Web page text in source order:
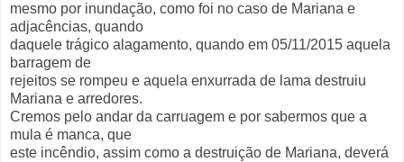
mesmo por inundação, como foi no caso de Mariana e
adjacências, quando
daquele trágico alagamento, quando em 05/11/2015 aquela
barragem de
rejeitos se rompeu e aquela enxurrada de lama destruiu
Mariana e arredores.
Cremos pelo andar da carruagem e por sabermos que a
mula é manca, que
este incêndio, assim como a destruição de Mariana, deverá